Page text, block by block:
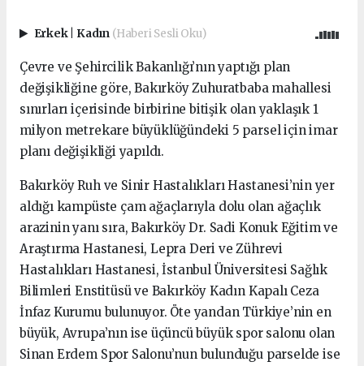
Erkek Kadın (Haberi Sesli Oku)
Çevre ve Şehircilik Bakanlığı’nın yaptığı plan
değişikliğine göre, Bakırköy Zuhuratbaba mahallesi
sınırları içerisinde birbirine bitişik olan yaklaşık 1
milyon metrekare büyüklüğündeki 5 parsel için imar
planı değişikliği yapıldı.
Bakırköy Ruh ve Sinir Hastalıkları Hastanesi’nin yer
aldığı kampüste çam ağaçlarıyla dolu olan ağaçlık
arazinin yanı sıra, Bakırköy Dr. Sadi Konuk Eğitim ve
Araştırma Hastanesi, Lepra Deri ve Zührevi
Hastalıkları Hastanesi, İstanbul Üniversitesi Sağlık
Bilimleri Enstitüsü ve Bakırköy Kadın Kapalı Ceza
İnfaz Kurumu bulunuyor. Öte yandan Türkiye’nin en
büyük, Avrupa’nın ise üçüncü büyük spor salonu olan
Sinan Erdem Spor Salonu’nun bulunduğu parselde ise